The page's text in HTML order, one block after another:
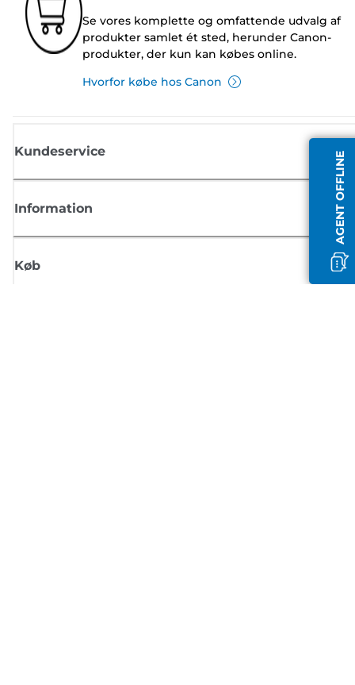
AGENT OFFLINE
Se vores komplette og omfattende udvalg af
produkter samlet ét sted, herunder Canon-
produkter, der kun kan købes online.
Hvorfor købe hos Canon
Kundeservice
Information
Køb